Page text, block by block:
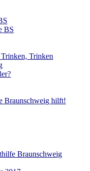
BS
Trinken
Braunschweig hilft!
Braunschweig